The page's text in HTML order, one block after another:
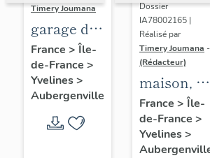
Timery Joumana
garage de
réparation
automobile
Saint-
Christophe
France > Île-
de-France >
Yvelines>
Aubergenville
Dossier
IA78002165 |
Réalisé par
Timery Joumana -
(Rédacteur)
maison, 1
avenue
Albert 1er
France > Île-
de-France >
Yvelines>